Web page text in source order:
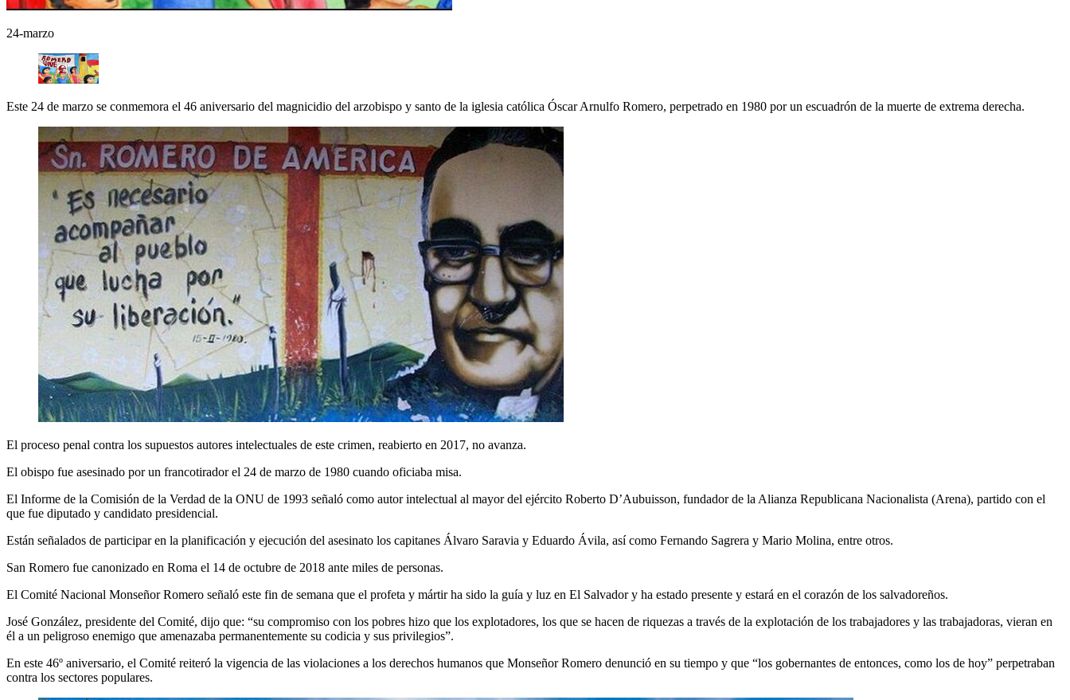
24-marzo
Este 24 de marzo se conmemora el 46 aniversario del magnicidio del arzobispo y santo de la iglesia católica Óscar Arnulfo Romero, perpetrado en 1980 por un escuadrón de la muerte de extrema derecha.
El proceso penal contra los supuestos autores intelectuales de este crimen, reabierto en 2017, no avanza.
El obispo fue asesinado por un francotirador el 24 de marzo de 1980 cuando oficiaba misa.
El Informe de la Comisión de la Verdad de la ONU de 1993 señaló como autor intelectual al mayor del ejército Roberto D’Aubuisson, fundador de la Alianza Republicana Nacionalista (Arena), partido con el
que fue diputado y candidato presidencial.
Están señalados de participar en la planificación y ejecución del asesinato los capitanes Álvaro Saravia y Eduardo Ávila, así como Fernando Sagrera y Mario Molina, entre otros.
San Romero fue canonizado en Roma el 14 de octubre de 2018 ante miles de personas.
El Comité Nacional Monseñor Romero señaló este fin de semana que el profeta y mártir ha sido la guía y luz en El Salvador y ha estado presente y estará en el corazón de los salvadoreños.
José González, presidente del Comité, dijo que: “su compromiso con los pobres hizo que los explotadores, los que se hacen de riquezas a través de la explotación de los trabajadores y las trabajadoras, vieran en
él a un peligroso enemigo que amenazaba permanentemente su codicia y sus privilegios”.
En este 46º aniversario, el Comité reiteró la vigencia de las violaciones a los derechos humanos que Monseñor Romero denunció en su tiempo y que “los gobernantes de entonces, como los de hoy” perpetraban
contra los sectores populares.